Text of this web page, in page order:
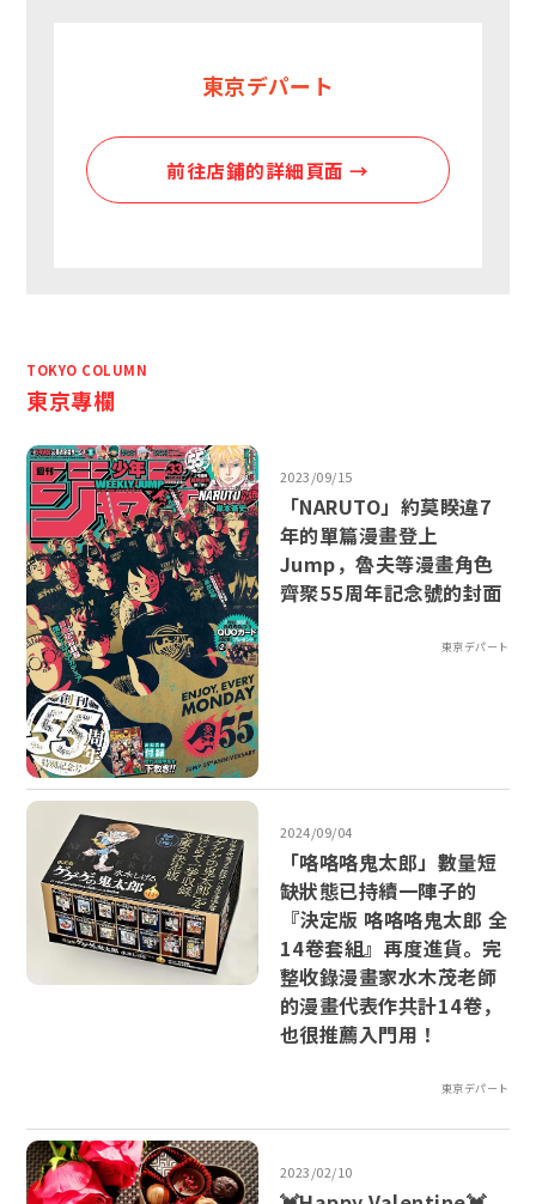
東京デパート
前往店鋪的詳細頁面 →
TOKYO COLUMN
東京專欄
2023/09/15
「NARUTO」約莫睽違7
年的單篇漫畫登上
Jump，魯夫等漫畫角色
齊聚55周年記念號的封面
東京デパート
2024/09/04
「咯咯咯鬼太郎」數量短
缺狀態已持續一陣子的
『決定版 咯咯咯鬼太郎 全
14卷套組』再度進貨。完
整收錄漫畫家水木茂老師
的漫畫代表作共計14卷，
也很推薦入門用！
東京デパート
2023/02/10